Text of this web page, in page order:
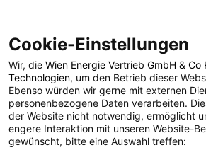
POSTS BY TAG
Ölsand
1 BEITRAG
Cookie-Einstellungen
Wir, die Wien Energie Vertrieb GmbH & Co
Technologien, um den Betrieb dieser
Ebenso würden wir gerne mit externen
personenbezogene Daten verarbeiten.
der Website nicht notwendig, ermöglicht
engere Interaktion mit unseren Website-
gewünscht, bitte eine Auswahl treffen: